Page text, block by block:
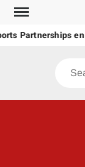
Skip
content
en